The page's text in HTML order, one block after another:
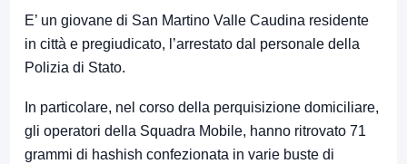
E’ un giovane di San Martino Valle Caudina residente
in città e pregiudicato, l’arrestato dal personale della
Polizia di Stato.
In particolare, nel corso della perquisizione domiciliare,
gli operatori della Squadra Mobile, hanno ritrovato 71
grammi di hashish confezionata in varie buste di